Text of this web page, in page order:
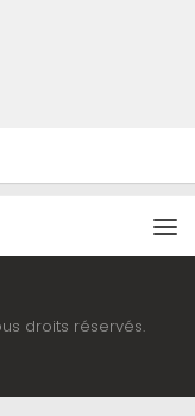
droits réservés.